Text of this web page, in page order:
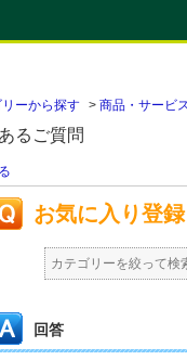
ーから探す > 商品・サービ
るご質問
お気に入り登
カテゴリーを絞って検
回答